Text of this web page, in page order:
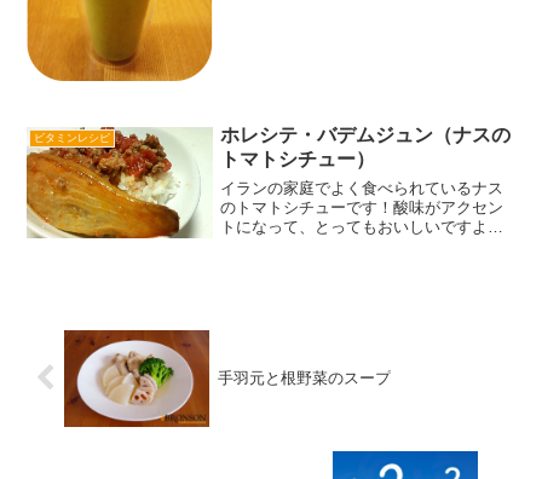
ビタミンレシピ
ホレシテ・バデムジュン（ナスの
トマトシチュー）
イランの家庭でよく食べられているナス
のトマトシチューです！酸味がアクセン
トになって、とってもおいしいですよ
手羽元と根野菜のスープ